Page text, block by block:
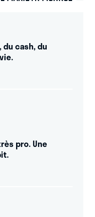
cash, du
pro. Une